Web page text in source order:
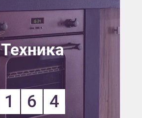
Техника
1 6 4